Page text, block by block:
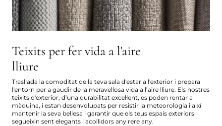
Teixits per fer vida a l'aire
lliure
Trasllada la comoditat de la teva sala d'estar a l'exterior i prepara
l'entorn per a gaudir de la meravellosa vida a l’aire lliure. Els nostres
teixits d'exterior, d’una durabilitat excel·lent, es poden rentar a
màquina, i estan desenvolupats per resistir la meteorologia i així
mantenir la seva bellesa i garantir que els teus espais exteriors
segueixin sent elegants i acollidors any rere any.